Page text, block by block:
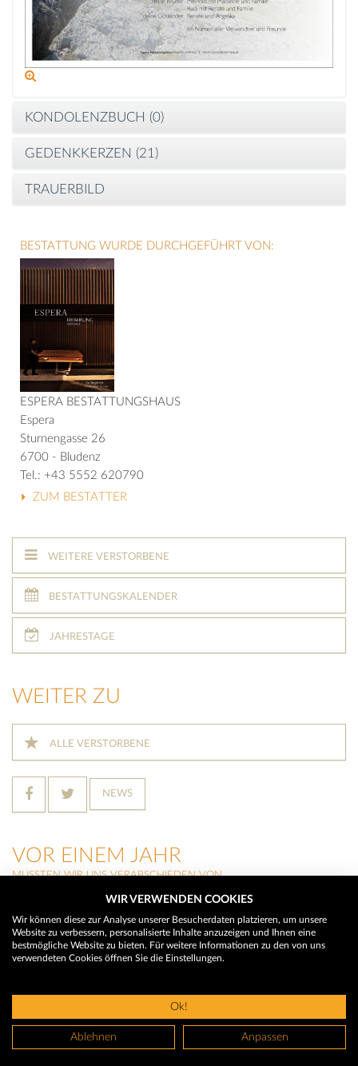
KONDOLENZBUCH (0)
GEDENKKERZEN (21 )
TRAUERBILD
BESTATTUNG WURDE DURCHGEFÜHRT VON:
ESPERA BESTATTUNGSHAUS
Espera
Sturnengasse 26
6700 - Bludenz
Tel.: +43 5552 620790
ZUM BESTATTER
WEITERE VERSTORBENE
BESTATTUNGSKALENDER
JAHRESTAGE
WEITER ZU
ALLE VERSTORBENE
NEWS
VOR EINEM JAHR
MUSSTEN WIR UNS VERABSCHIEDEN VON
WILTRUD BARGEHR
(Innerbraz)
ERIKA BRÜSTLE
(Bludenz)
© 2026 Trauerhilfe - Das Trauerportal
WIR VERWENDEN COOKIES
Wir können diese zur Analyse unserer Besucherdaten platzieren, um unsere
Website zu verbessern, personalisierte Inhalte anzuzeigen und Ihnen eine
bestmögliche Website zu bieten. Für weitere Informationen zu den von uns
verwendeten Cookies öffnen Sie die Einstellungen.
Ok!
Ablehnen Anpassen